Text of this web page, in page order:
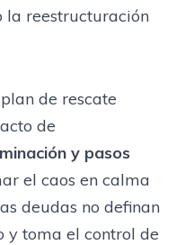
la reestructuración
de rescate
de
y pasos
el caos en calma
deudas no definan
y toma el control de